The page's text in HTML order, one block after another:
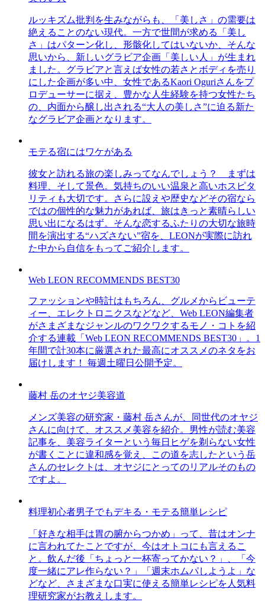
ルッキズム批判を生みながらも、「美しさ」の需要は
絶えることのない現代。一方で世間が求める「美し
さ」はパターン化し、形骸化してはいないか、そんな
思いから、新しいグラビア企画「美しい人」が生まれ
ました。グラビアと言えば女性の若さとボディを売り
にした企画が多い中、女性であるKaori Oguriさんをプ
ロデューサーに据え、豊かな人生経験を持つ女性たち
の、内面から醸し出される“大人の美しさ”に迫る新た
なグラビア企画となります。
モテる宿にはワケがある
彼女と訪れる旅の楽しみってなんでしょう？ まずは
料理、そして景色。気持ちのいい温泉と高いホスピタ
リティも大切です。さらに設えや歴史などその宿なら
ではの個性的な魅力があれば、旅はきっと素晴らしい
思い出になるはず。そんな恋するふたりの大切な旅時
間を演出する“ハズさない”宿を、LEONが実際に訪れ
た中から自信をもってご紹介します。
Web LEON RECOMMENDS BEST30
ファッションや時計はもちろん、グルメからビューテ
ィー、エレクトロニクスなどなど、Web LEON編集者
がさまざまなジャンルのワクワクするモノ・コトを紹
介する連載「Web LEON RECOMMENDS BEST30」。1
年間で計30本に厳選された最高にオススメのネタをお
届けします！ 毎週土曜日公開予定。
藤村 岳のオヤジ美容道
メンズ美容の研究家・藤村 岳さんが、同世代のオヤジ
さんに向けて、オススメ美容を紹介。男性が読む美容
記事を、美容ライターという毎日ヒゲを剃らない女性
が書くことに違和感を覚え、この道を志したという岳
さんのセレクトは、オヤジにとってのリアルそのもの
ですよ。
料理初心者男子でもデキる・モテる簡単レシピ
「好きな相手は胃の腑からつかめ」って、昔はオンナ
に言われてたことですが、今はオトコにも言えるこ
と。飲んだ後「ちょっと一杯寄ってかない？」、「今
度一緒にアレ作らない？」「週末ホムパしようよ」な
どなど、さまざまな口実に使える簡単レシピを人気料
理研究家がお教えします。